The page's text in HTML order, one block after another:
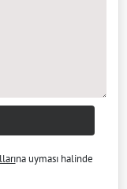
na uyması halinde